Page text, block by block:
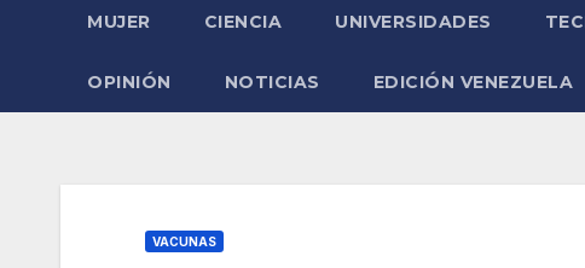
MUJER CIENCIA UNIVERSIDADES
OPINIÓN NOTICIAS EDICIÓN VENEZUELA
VACUNAS